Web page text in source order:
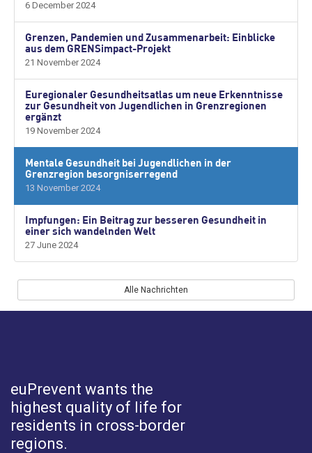
6 December 2024
Grenzen, Pandemien und Zusammenarbeit: Einblicke
aus dem GRENSimpact-Projekt
21 November 2024
Euregionaler Gesundheitsatlas um neue Erkenntnisse
zur Gesundheit von Jugendlichen in Grenzregionen
ergänzt
19 November 2024
Mentale Gesundheit bei Jugendlichen in der
Grenzregion besorgniserregend
13 November 2024
Impfungen: Ein Beitrag zur besseren Gesundheit in
einer sich wandelnden Welt
27 June 2024
Alle Nachrichten
euPrevent wants the
highest quality of life for
residents in cross-border
regions.